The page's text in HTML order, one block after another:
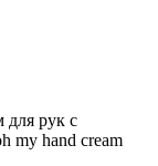
для рук с
my hand cream